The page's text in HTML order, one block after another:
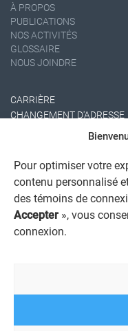
Pour optimiser votre
contenu personnalisé
des témoins de
Accepter », vous
connexion.
À PROPOS
PUBLICATIONS
NOS ACTIVITÉS
GLOSSAIRE
NOUS JOINDRE
CARRIÈRE
CHANGEMENT D'ADRESSE
AVIS JURIDIQUE GÉNÉRAL
POLITIQUE DE
REGISTRE DES CONFLITS